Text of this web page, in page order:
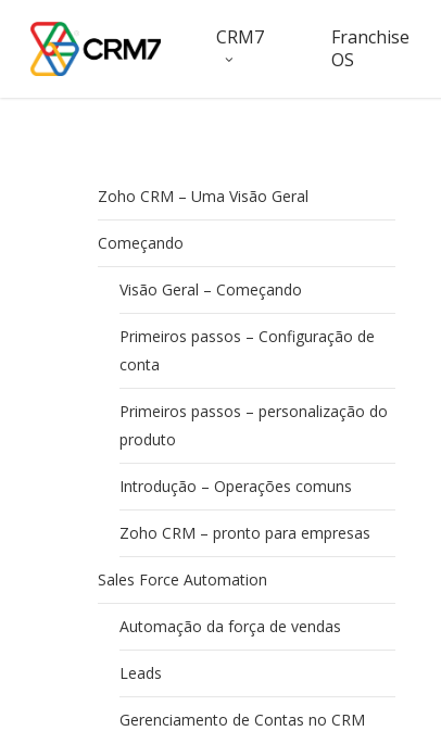
main
CRM7
Franchise
OS
Zoho CRM – Uma Visão Geral
Começando
Visão Geral – Começando
Primeiros passos – Configuração de
conta
Primeiros passos – personalização do
produto
Introdução – Operações comuns
Zoho CRM – pronto para empresas
Sales Force Automation
Automação da força de vendas
Leads
Gerenciamento de Contas no CRM